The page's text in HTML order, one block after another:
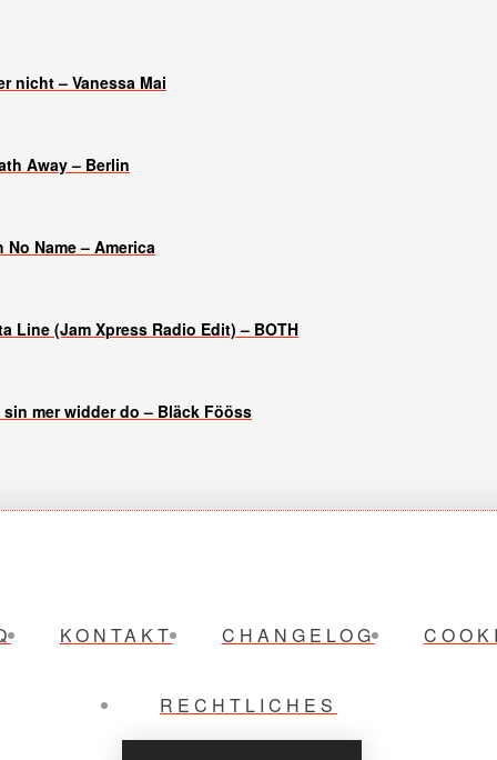
nicht – Vanessa Mai
Away – Berlin
No Name – America
Line (Jam Xpress Radio Edit) – BOTH
mer widder do – Bläck Fööss
KONTAKT CHANGELOG
RECHTLICHES